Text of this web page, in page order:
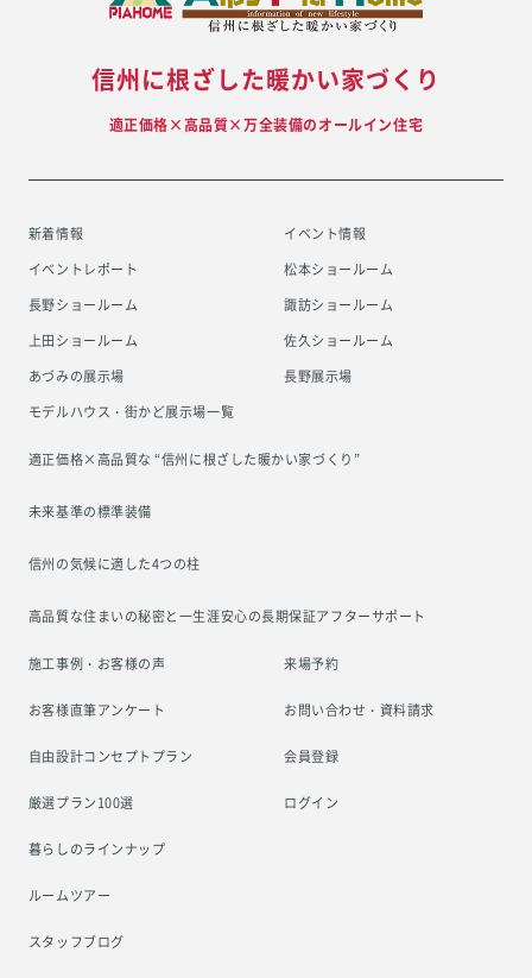
信州に根ざした暖かい家づくり
適正価格×高品質×万全装備のオールイン住宅
新着情報
イベント情報
イベントレポート
松本ショールーム
長野ショールーム
諏訪ショールーム
上田ショールーム
佐久ショールーム
あづみの展示場
長野展示場
モデルハウス・街かど展示場一覧
適正価格×高品質な “信州に根ざした暖かい家づくり”
未来基準の標準装備
信州の気候に適した4つの柱
高品質な住まいの秘密と一生涯安心の長期保証アフターサポート
施工事例・お客様の声
お客様直筆アンケート
自由設計コンセプトプラン
厳選プラン100選
暮らしのラインナップ
ルームツアー
スタッフブログ
来場予約
お問い合わせ・資料請求
会員登録
ログイン